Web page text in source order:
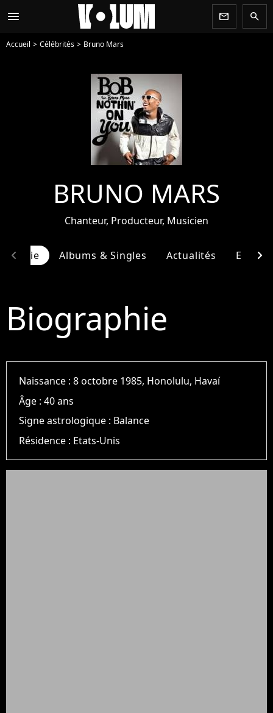
menu newsletter search
Accueil Célébrités Bruno Mars
BRUNO MARS
Chanteur, Producteur, Musicien
Albums & Singles Actualités
chevron_left chevron_right
Biographie
Naissance :8 octobre 1985, Honolulu, Havaí
Âge :40 ans
Signe astrologique : Balance
Résidence : Etats-Unis